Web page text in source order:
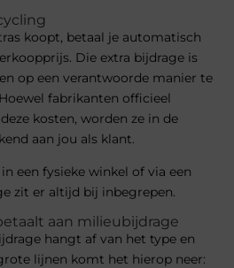
koopt, betaal je automatisch
Die extra bijdrage is
op een verantwoorde manier te
fabrikanten officieel
kosten, worden ze in de
aan jou als klant.
een fysieke winkel of via een
zit er altijd bij inbegrepen.
aan milieubijdrage
hangt af van het type en
lijnen komt het hierop neer: